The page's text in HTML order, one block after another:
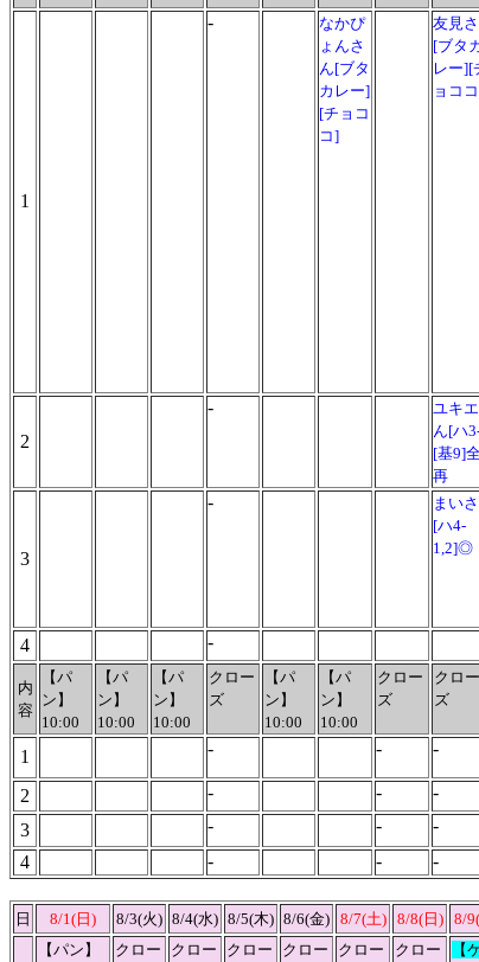
1
-
なかぴ
ょんさ
ん[ブタ
カレー]
[チョコ
コ]
友見
[ブタ
レー][
ョコ
2
-
ユキ
ん[ハ
[基9]
再
3
-
まい
[ハ4-
1,2]◎
4 -
内
容
【パ
ン】
10:00
【パ
ン】
10:00
【パ
ン】
10:00
クロー
ズ
【パ
ン】
10:00
【パ
ン】
10:00
クロー
ズ
クロー
ズ
1 - - -
2 - - -
3
- - -
4
- - -
日 8/1(日) 8/3(火) 8/4(水) 8/5(木) 8/6(金) 8/7(土) 8/8(日) 8/
【パン】
クロー
クロー
クロー
クロー
クロー
クロー
【